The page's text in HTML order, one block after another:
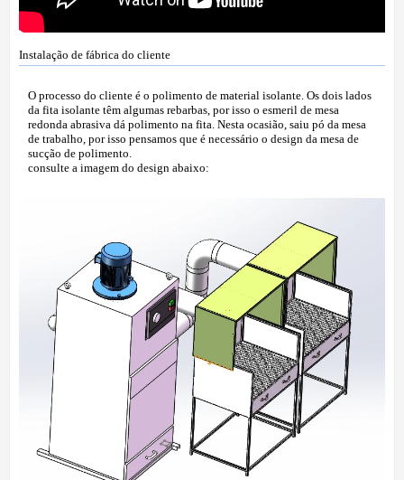
Instalação de fábrica do cliente
O processo do cliente é o polimento de material isolante. Os dois lados
da fita isolante têm algumas rebarbas, por isso o esmeril de mesa
redonda abrasiva dá polimento na fita. Nesta ocasião, saiu pó da mesa
de trabalho, por isso pensamos que é necessário o design da mesa de
sucção de polimento.
consulte a imagem do design abaixo: